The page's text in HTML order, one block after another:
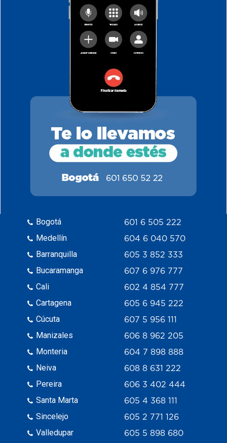
Bogotá
Medellín
Barranquilla
Bucaramanga
Cali
Cartagena
Cúcuta
Manizales
Monteria
Neiva
Pereira
Santa Marta
Sincelejo
Valledupar
601 6 505 222
604 6 040 570
605 3 852 333
607 6 976 777
602 4 854 777
605 6 945 222
607 5 956 111
606 8 962 205
604 7 898 888
608 8 631 222
606 3 402 444
605 4 368 111
605 2 771 126
605 5 898 680